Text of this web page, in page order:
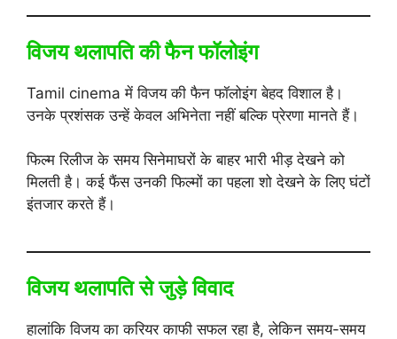
विजय थलापति की फैन फॉलोइंग
Tamil cinema में विजय की फैन फॉलोइंग बेहद विशाल है।
उनके प्रशंसक उन्हें केवल अभिनेता नहीं बल्कि प्रेरणा मानते हैं।
फिल्म रिलीज के समय सिनेमाघरों के बाहर भारी भीड़ देखने को
मिलती है। कई फैंस उनकी फिल्मों का पहला शो देखने के लिए घंटों
इंतजार करते हैं।
विजय थलापति से जुड़े विवाद
हालांकि विजय का करियर काफी सफल रहा है, लेकिन समय-समय